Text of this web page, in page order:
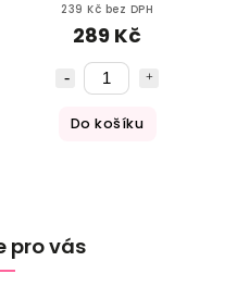
239 Kč bez DPH
289 Kč
Do košíku
pro vás